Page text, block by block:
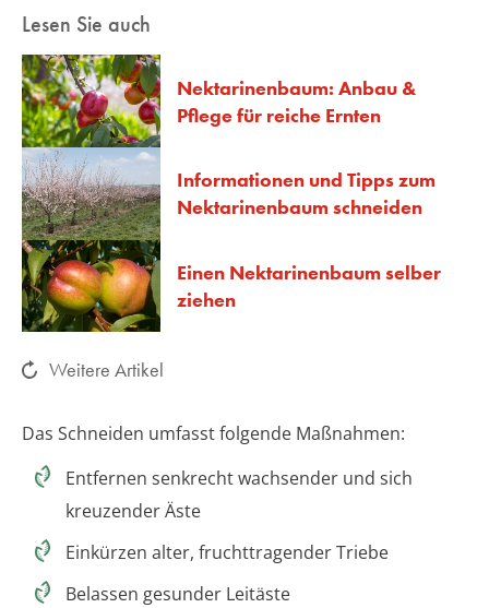
Lesen Sie auch
Nektarinenbaum: Anbau &
Pflege für reiche Ernten
Informationen und Tipps zum
Nektarinenbaum schneiden
Einen Nektarinenbaum selber
ziehen
Weitere Artikel
Das Schneiden umfasst folgende Maßnahmen:
Entfernen senkrecht wachsender und sich
kreuzender Äste
Einkürzen alter, fruchttragender Triebe
Belassen gesunder Leitäste